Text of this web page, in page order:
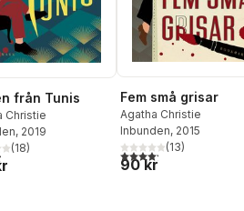
från Tunis
Christie
, 2019
5 stjärnor. Totalt antal röster:
(18)
Fem små grisar
Agatha Christie
Inbunden, 2015
4,2utav 5 stjärnor.
(13)
90 kr